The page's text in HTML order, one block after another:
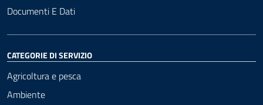
Documenti E Dati
CATEGORIE DI SERVIZIO
Agricoltura e pesca
Ambiente